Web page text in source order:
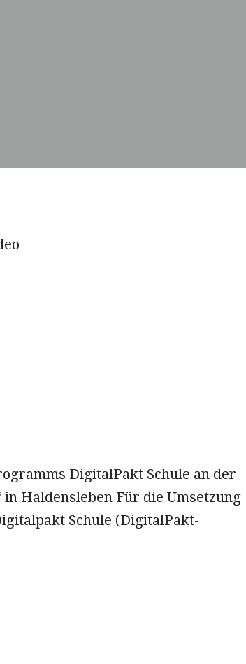
DigitalPakt Schule an der
in Haldensleben Für die Umsetzung
Schule (DigitalPakt-